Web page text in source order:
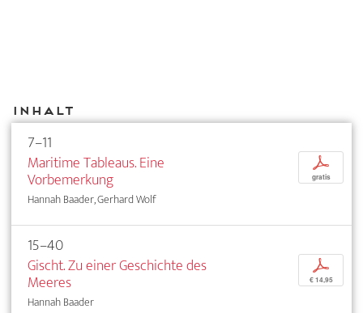
Inhalt
7–11
Maritime Tableaus. Eine
Vorbemerkung
Hannah Baader, Gerhard Wolf
p
gratis
15–40
Gischt. Zu einer Geschichte des
Meeres
Hannah Baader
p
€ 14,95